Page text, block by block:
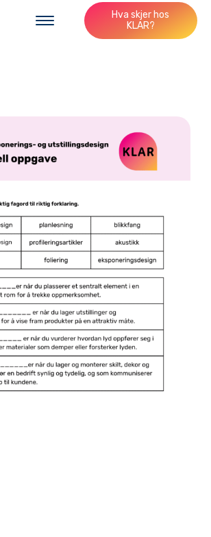
Hva skjer hos
KLAR?